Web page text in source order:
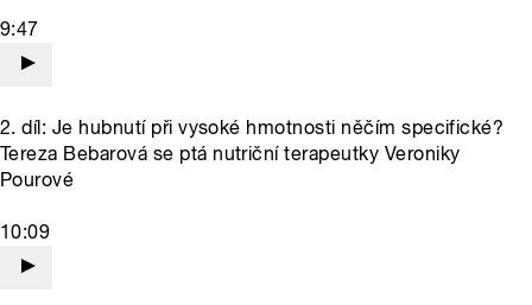
9:47
2. díl: Je hubnutí při vysoké hmotnosti něčím specifické?
Tereza Bebarová se ptá nutriční terapeutky Veroniky
Pourové
10:09